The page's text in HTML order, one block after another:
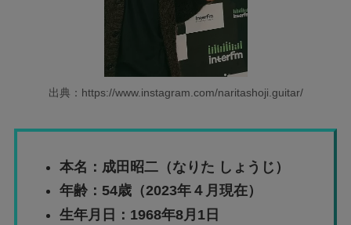
出典：https://www.instagram.com/naritashoji.guitar/
本名：成田昭二（なりた しょうじ）
年齢：54歳（2023年４月現在）
生年月日：1968年8月1日